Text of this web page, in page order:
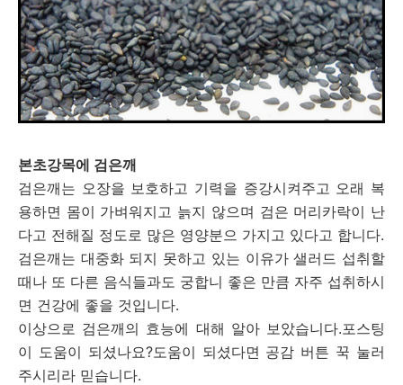
본초강목에 검은깨
검은깨는 오장을 보호하고 기력을 증강시켜주고 오래 복
용하면 몸이 가벼워지고 늙지 않으며 검은 머리카락이 난
다고 전해질 정도로 많은 영양분으 가지고 있다고 합니다.
검은깨는 대중화 되지 못하고 있는 이유가 샐러드 섭취할
때나 또 다른 음식들과도 궁합니 좋은 만큼 자주 섭취하시
면 건강에 좋을 것입니다.
이상으로 검은깨의 효능에 대해 알아 보았습니다.포스팅
이 도움이 되셨나요?도움이 되셨다면 공감 버튼 꾹 눌러
주시리라 믿습니다.